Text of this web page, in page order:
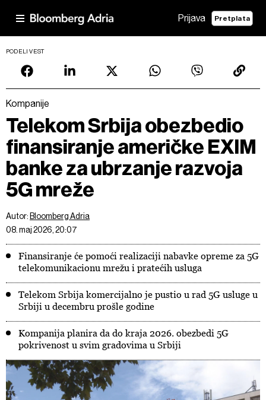
Prijava Pretplata
PODELI VEST
Kompanije
Telekom Srbija obezbedio
finansiranje američke EXIM
banke za ubrzanje razvoja
5G mreže
Autor: Bloomberg Adria
08. maj 2026, 20:07
Finansiranje će pomoći realizaciji nabavke opreme za 5G
telekomunikacionu mrežu i pratećih usluga
Telekom Srbija komercijalno je pustio u rad 5G usluge u
Srbiji u decembru prošle godine
Kompanija planira da do kraja 2026. obezbedi 5G
pokrivenost u svim gradovima u Srbiji